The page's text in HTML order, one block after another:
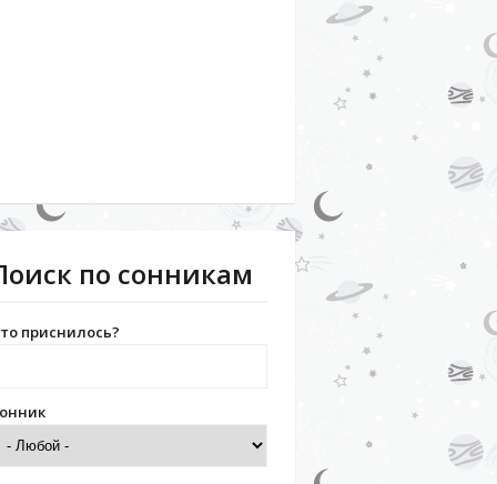
по сонникам
приснилось?